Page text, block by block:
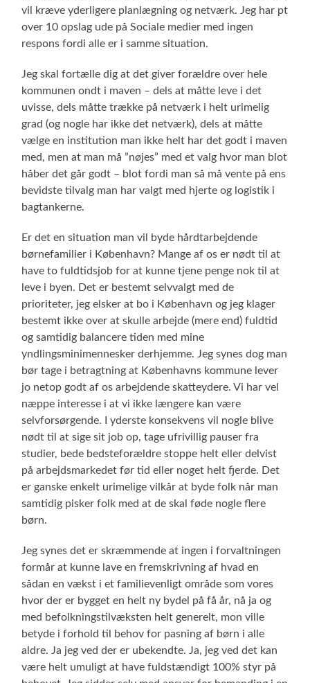
vil kræve yderligere planlægning og netværk. Jeg har pt
over 10 opslag ude på Sociale medier med ingen
respons fordi alle er i samme situation.
Jeg skal fortælle dig at det giver forældre over hele
kommunen ondt i maven – dels at måtte leve i det
uvisse, dels måtte trække på netværk i helt urimelig
grad (og nogle har ikke det netværk), dels at måtte
vælge en institution man ikke helt har det godt i maven
med, men at man må ”nøjes” med et valg hvor man blot
håber det går godt – blot fordi man så må vente på ens
bevidste tilvalg man har valgt med hjerte og logistik i
bagtankerne.
Er det en situation man vil byde hårdtarbejdende
børnefamilier i København? Mange af os er nødt til at
have to fuldtidsjob for at kunne tjene penge nok til at
leve i byen. Det er bestemt selvvalgt med de
prioriteter, jeg elsker at bo i København og jeg klager
bestemt ikke over at skulle arbejde (mere end) fuldtid
og samtidig balancere tiden med mine
yndlingsminimennesker derhjemme. Jeg synes dog man
bør tage i betragtning at Københavns kommune lever
jo netop godt af os arbejdende skatteydere. Vi har vel
næppe interesse i at vi ikke længere kan være
selvforsørgende. I yderste konsekvens vil nogle blive
nødt til at sige sit job op, tage ufrivillig pauser fra
studier, bede bedsteforældre stoppe helt eller delvist
på arbejdsmarkedet før tid eller noget helt fjerde. Det
er ganske enkelt urimelige vilkår at byde folk når man
samtidig pisker folk med at de skal føde nogle flere
børn.
Jeg synes det er skræmmende at ingen i forvaltningen
formår at kunne lave en fremskrivning af hvad en
sådan en vækst i et familievenligt område som vores
hvor der er bygget en helt ny bydel på få år, nå ja og
med befolkningstilvæksten helt generelt, mon ville
betyde i forhold til behov for pasning af børn i alle
aldre. Ja jeg ved der er ubekendte. Ja, jeg ved det kan
være helt umuligt at have fuldstændigt 100% styr på